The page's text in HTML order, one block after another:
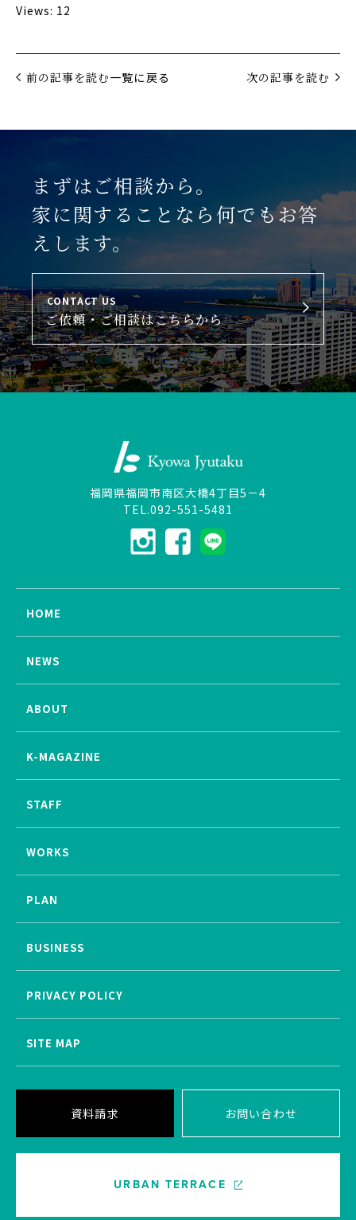
Views: 12
前の記事を読む一覧に戻る 次の記事を読む
まずはご相談から。
家に関することなら何でもお答
えします。
CONTACT US
ご依頼・ご相談はこちらから
福岡県福岡市南区大橋4丁目5－4
TEL.092-551-5481
HOME
NEWS
ABOUT
K-MAGAZINE
STAFF
WORKS
PLAN
BUSINESS
PRIVACY POLICY
SITE MAP
資料請求 お問い合わせ
URBAN TERRACE